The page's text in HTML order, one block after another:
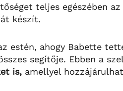
teljes egészében
készít.
estén, ahogy Babette
segítője. Ebben a
is, amellyel